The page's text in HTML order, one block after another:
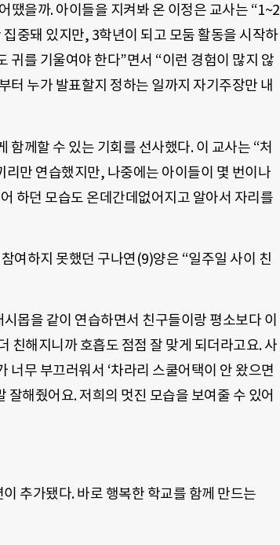
땠을까. 아이들을 지켜봐 온 이정은 교사는 “1~2
중돼 있지만, 3학년이 되고 모둠 활동을 시작하
귀를 기울여야 한다”면서 “이런 경험이 많지 않
터 누가 발표할지 정하는 일까지 자기주장만 내
함께할 수 있는 기회를 선사했다. 이 교사는 “처
만 연습했지만, 나중에는 아이들이 몇 번이나
하던 모습도 온데간데없어지고 알아서 자리를
여하지 못했던 구나연(9)양은 “일주일 사이 친
몹을 같이 연습하면서 친구들이랑 평소보다 이
친해지니까 호흡도 점점 잘 맞게 되더라고요. 사
무 부끄러워서 ‘차라리 스쿨어택이 안 왔으면
해줬어요. 저희의 멋진 모습을 보여줄 수 있어
추가됐다. 바로 행복한 학교를 함께 만드는